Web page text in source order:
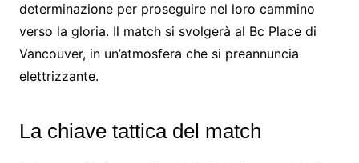
determinazione per proseguire nel loro cammino
verso la gloria. Il match si svolgerà al Bc Place di
Vancouver, in un’atmosfera che si preannuncia
elettrizzante.
La chiave tattica del match